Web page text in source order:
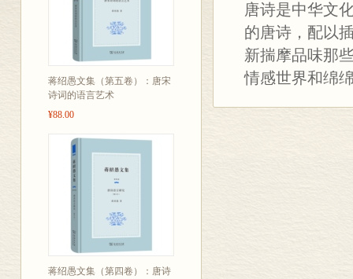
蒋绍愚文集（第五卷）：唐宋
诗词的语言艺术
¥88.00
蒋绍愚文集（第四卷）：唐诗
味那些耳熟能
面对现实人生
唐诗是中华文
的唐诗，配以
新揣摩品味那
情感世界和绵